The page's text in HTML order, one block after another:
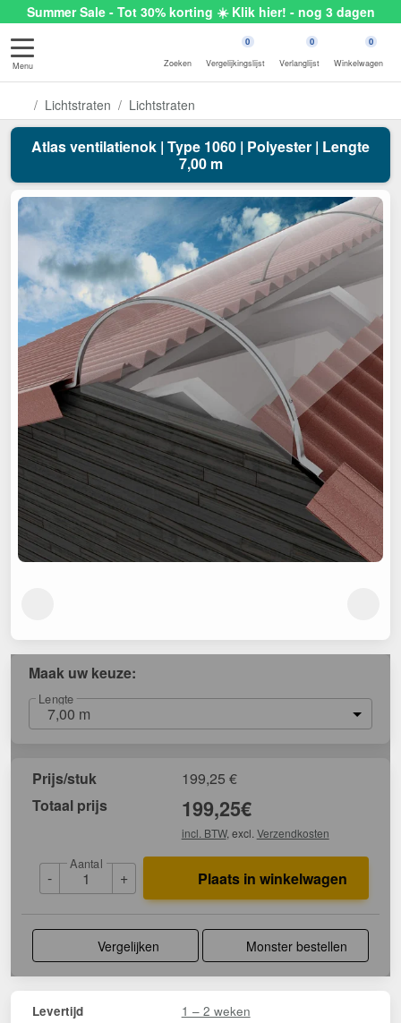
Summer Sale - Tot 30% korting ☀️ Klik hier! - nog 3 dagen
Menu Zoeken
0
Vergelijkingslijst
0
Verlanglijst
0
Winkelwagen
Lichtstraten Lichtstraten
Atlas ventilatienok | Type 1060 | Polyester | Lengte
7,00 m
Maak uw keuze:
Lengte
7,00 m
Prijs/stuk 199,25 €
Totaal prijs
199,25€
incl. BTW, excl. Verzendkosten
-
Aantal
+ Plaats in winkelwagen
Vergelijken Monster bestellen
Levertijd 1 – 2 weken